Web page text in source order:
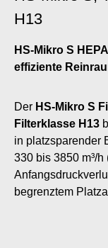
H13
HS-Mikro S
effiziente
Der HS-Mikro S
Filterklasse H13
in platzsparender
330 bis 3850 m³/
begrenztem